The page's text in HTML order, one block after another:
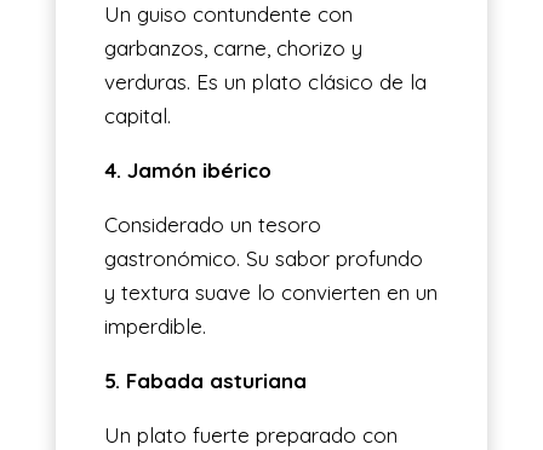
Un guiso contundente con
garbanzos, carne, chorizo y
verduras. Es un plato clásico de la
capital.
4. Jamón ibérico
Considerado un tesoro
gastronómico. Su sabor profundo
y textura suave lo convierten en un
imperdible.
5. Fabada asturiana
Un plato fuerte preparado con